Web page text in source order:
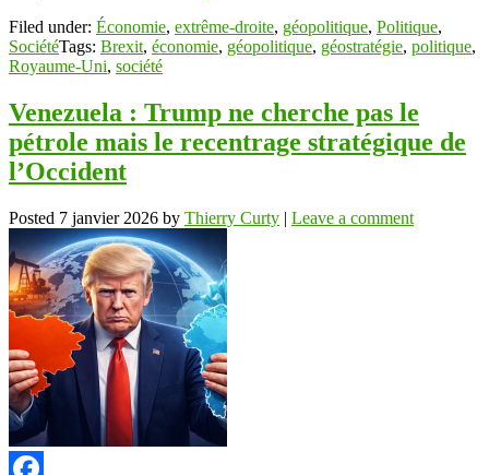
Filed under: Économie, extrême-droite, géopolitique, Politique,
SociétéTags: Brexit, économie, géopolitique, géostratégie, politique,
Royaume-Uni, société
Venezuela : Trump ne cherche pas le
pétrole mais le recentrage stratégique de
l’Occident
Posted 7 janvier 2026 by Thierry Curty | Leave a comment